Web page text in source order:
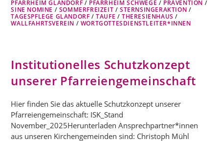
PFARRHEIM GLANDORF / PFARRHEIM SCHWEGE / PRÄVENTION /
SINE NOMINE / SOMMERFREIZEIT /STERNSINGERAKTION /
TAGESPFLEGE GLANDORF /TAUFE /THERESIENHAUS /
WALLFAHRTSVEREIN / WORTGOTTESDIENSTLEITER*INNEN
Institutionelles Schutzkonzept
unserer Pfarreiengemeinschaft
Hier finden Sie das aktuelle Schutzkonzept unserer
Pfarreiengemeinschaft: ISK_Stand
November_2025Herunterladen Ansprechpartner*innen
aus unseren Kirchengemeinden sind: Christoph Mühl